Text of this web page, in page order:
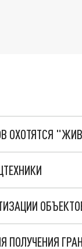
ОХОТЯТСЯ